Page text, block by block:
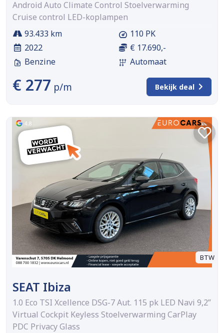
Android Auto Climate Control Stoelverwarming
Cruise control LED-koplampen
93.433 km
2022
Benzine
110 PK
€ 17.690,-
Automaat
€ 277 p/m Bekijk deal
BTW
SEAT Ibiza
1.0 Eco TSI Xcellence DSG-7 Aut. 115 pk LED Navi 9,2”
Virtual Cockpit Keyless Stoelverwarming CarPlay
PDC Privacy Glass